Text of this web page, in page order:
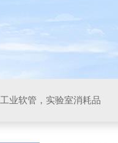
工业软管，实验室消耗品